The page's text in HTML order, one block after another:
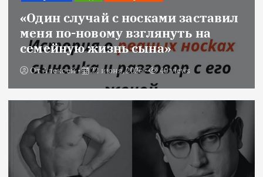
«Один случай с носками заставил
меня по-новому взглянуть на
семейную жизнь сына»
ОтАлексей 22 июня, 2026 40 views